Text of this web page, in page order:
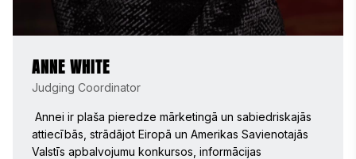
ANNE WHITE
Judging Coordinator
Annei ir plaša pieredze mārketingā un sabiedriskajās
attiecībās, strādājot Eiropā un Amerikas Savienotajās
Valstīs apbalvojumu konkursos, informācijas